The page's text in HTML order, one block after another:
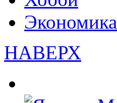
Экономика
НАВЕРХ